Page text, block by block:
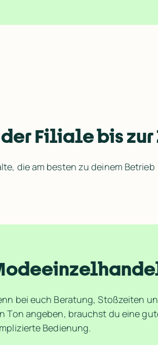
Filiale bis
die am besten zu deinem Betrieb
bei euch Beratung, Stoßzeiten
Ton angeben, brauchst du eine
Bedienung.